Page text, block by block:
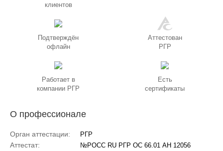
клиентов
Подтверждён
офлайн
Аттестован
РГР
Работает в
компании РГР
Есть
сертификаты
О профессионале
Орган аттестации: РГР
Аттестат: №РОСС RU РГР ОС 66.01 АН 12056